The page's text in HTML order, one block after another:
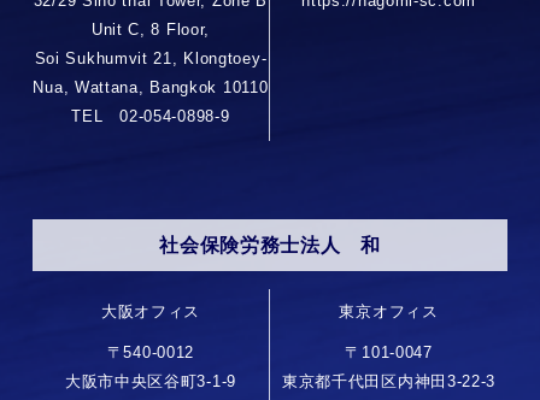
Unit C, 8 Floor,
Soi Sukhumvit 21, Klongtoey-
Nua, Wattana, Bangkok 10110
TEL 02-054-0898-9
社会保険労務士法人 和
大阪オフィス
〒540-0012
大阪市中央区谷町3-1-9
東京オフィス
〒101-0047
東京都千代田区内神田3-22-3